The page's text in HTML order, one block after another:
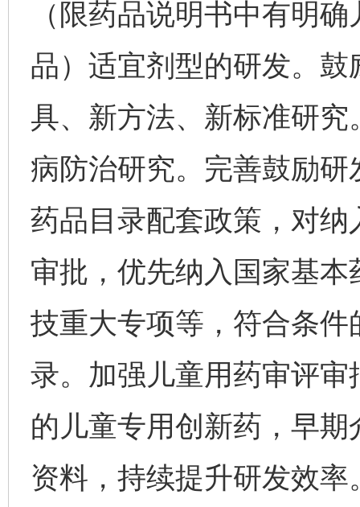
（限药品说明书中有明
品）适宜剂型的研发。
具、新方法、新标准研
病防治研究。完善鼓励
药品目录配套政策，对
审批，优先纳入国家基
技重大专项等，符合条
录。加强儿童用药审评
的儿童专用创新药，早
资料，持续提升研发效率